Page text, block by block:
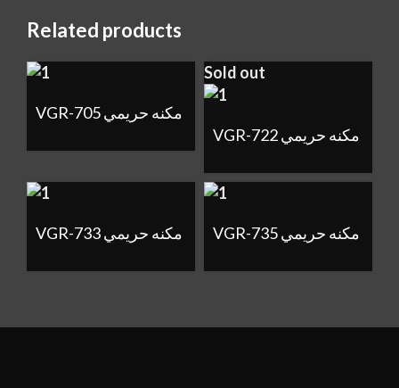
Related products
VGR-705 مكنه حريمي
Sold out
VGR-722 مكنه حريمي
VGR-733 مكنه حريمي VGR-735 مكنه حريمي